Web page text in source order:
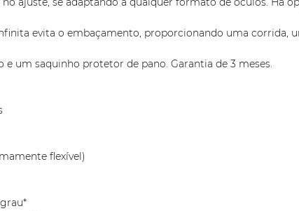
evita o embaçamento, proporcionando uma corrida,
um saquinho protetor de pano. Garantia de 3 meses.
flexível)